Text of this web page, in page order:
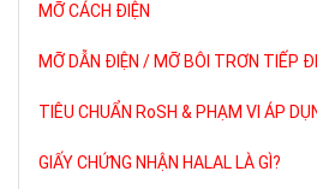
MỠ CÁCH ĐIỆN
MỠ DẪN ĐIỆN / MỠ BÔI TRƠN TIẾP
TIÊU CHUẨN RoSH & PHẠM VI ÁP
GIẤY CHỨNG NHẬN HALAL LÀ GÌ?